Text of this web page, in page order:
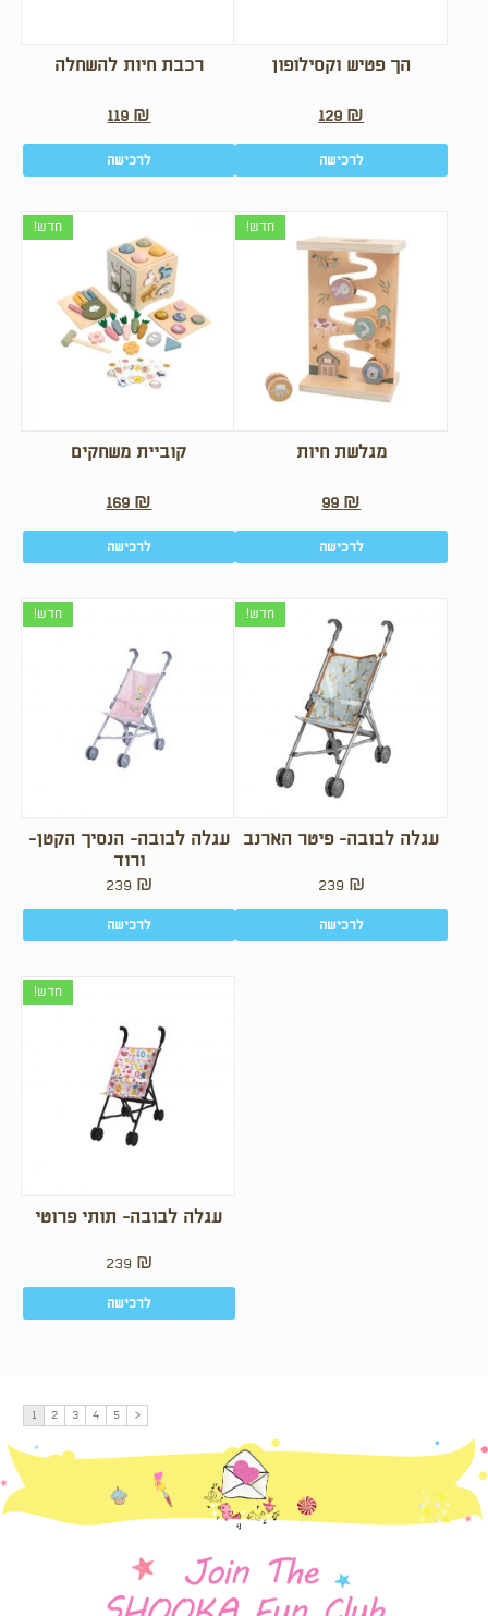
רכבת חיות להשחלה
119 ₪
לרכישה
הך פטיש וקסילופון
129 ₪
לרכישה
חדש!
קוביית משחקים
169 ₪
לרכישה
חדש!
מגלשת חיות
99 ₪
לרכישה
חדש!
עגלה לבובה- הנסיך הקטן-
ורוד
239 ₪
לרכישה
חדש!
עגלה לבובה- פיטר הארנב
239 ₪
לרכישה
חדש!
עגלה לבובה- תותי פרוטי
239 ₪
לרכישה
1 2 3 4 5 <